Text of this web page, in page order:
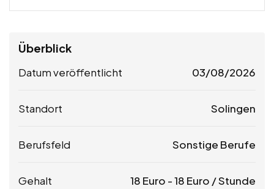
Überblick
Datum veröffentlicht 03/08/2026
Standort Solingen
Berufsfeld Sonstige Berufe
Gehalt 18 Euro -18 Euro / Stunde